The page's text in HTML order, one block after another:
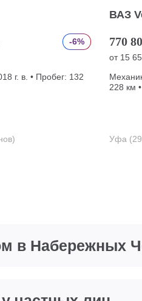
-6%
г. в. • Пробег: 132
ВАЗ
770
от 15
228 км
Уфа
в Набережных